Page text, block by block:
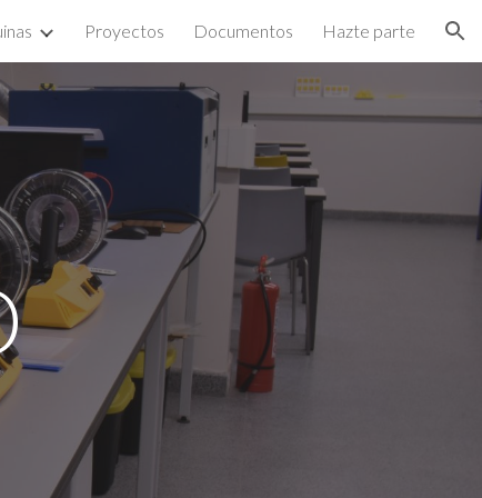
Proyectos Documentos Hazte parte